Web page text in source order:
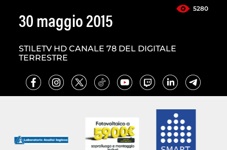
5280
30 maggio 2015
STILETV HD CANALE 78 DEL DIGITALE
TERRESTRE